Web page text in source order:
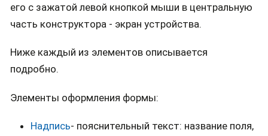
его с зажатой левой кнопкой мыши в центральную
часть конструктора - экран устройства.
Ниже каждый из элементов описывается
подробно.
Элементы оформления формы:
Надпись- пояснительный текст: название поля,